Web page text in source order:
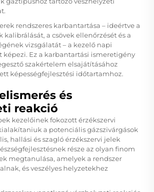
rendszeres karbantartása – ideértve a
kalibrálását, a csövek ellenőrzését és a
vizsgálatát – a kezelő napi
képezi. Ez a karbantartási ismeretigény
szakértelem elsajátításához
képességfejlesztési időtartamhoz.
és
reakció
kezelőinek fokozott érzékszervi
a potenciális gázszivárgások
hallási és szagló érzékszervi jelek
része az olyan finom
megtanulása, amelyek a rendszer
és veszélyes helyzetekhez